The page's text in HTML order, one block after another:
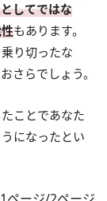
してではな
もあります。
り切ったな
さらでしょう。
ことであなた
になったとい